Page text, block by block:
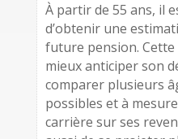
À partir de 55 ans, il
d’obtenir une
future pension.
mieux anticiper son
comparer plusieurs
possibles et à
carrière sur ses